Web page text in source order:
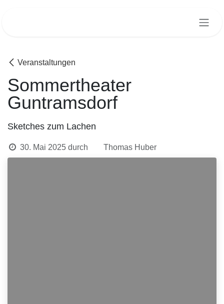
Veranstaltungen
Sommertheater
Guntramsdorf
Sketches zum Lachen
30. Mai 2025 durch Thomas Huber